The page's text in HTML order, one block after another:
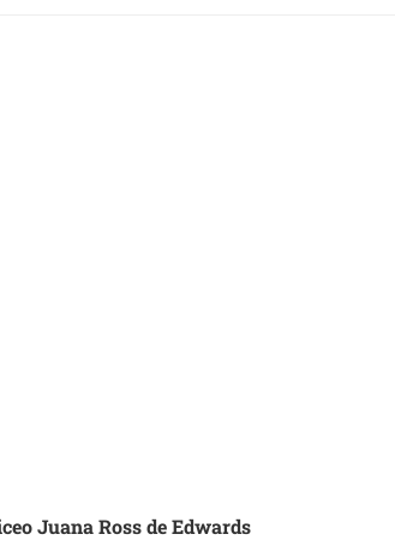
Juana Ross de Edwards